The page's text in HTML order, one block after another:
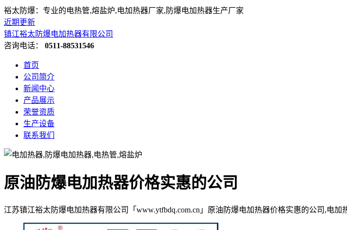
裕太防爆：专业的电热管,熔盐炉,电加热器厂家,防爆电加热器生产厂家
近期更新
镇江裕太防爆电加热器有限公司
咨询电话： 0511-88531546
首页
公司简介
新闻中心
产品展示
荣誉资质
生产设备
联系我们
原油防爆电加热器价格实惠的公司
江苏镇江裕太防爆电加热器有限公司「www.ytfbdq.com.cn」原油防爆电加热器价格实惠的公司,电